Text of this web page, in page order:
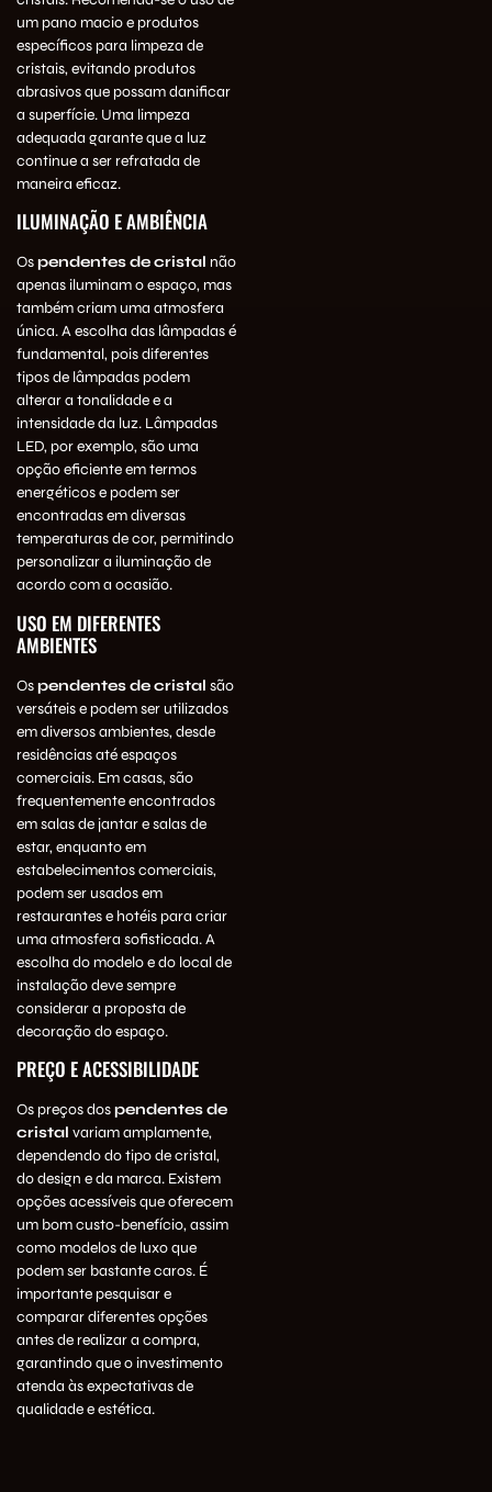
um pano macio e produtos
específicos para limpeza de
cristais, evitando produtos
abrasivos que possam danificar
a superfície. Uma limpeza
adequada garante que a luz
continue a ser refratada de
maneira eficaz.
ILUMINAÇÃO E AMBIÊNCIA
Ospendentes de cristal não
apenas iluminam o espaço, mas
também criam uma atmosfera
única. A escolha das lâmpadas é
fundamental, pois diferentes
tipos de lâmpadas podem
alterar a tonalidade e a
intensidade da luz. Lâmpadas
LED, por exemplo, são uma
opção eficiente em termos
energéticos e podem ser
encontradas em diversas
temperaturas de cor, permitindo
personalizar a iluminação de
acordo com a ocasião.
USO EM DIFERENTES
AMBIENTES
Ospendentes de cristal são
versáteis e podem ser utilizados
em diversos ambientes, desde
residências até espaços
comerciais. Em casas, são
frequentemente encontrados
em salas de jantar e salas de
estar, enquanto em
estabelecimentos comerciais,
podem ser usados em
restaurantes e hotéis para criar
uma atmosfera sofisticada. A
escolha do modelo e do local de
instalação deve sempre
considerar a proposta de
decoração do espaço.
PREÇO E ACESSIBILIDADE
Os preços dospendentes de
cristal variam amplamente,
dependendo do tipo de cristal,
do design e da marca. Existem
opções acessíveis que oferecem
um bom custo-benefício, assim
como modelos de luxo que
podem ser bastante caros. É
importante pesquisar e
comparar diferentes opções
antes de realizar a compra,
garantindo que o investimento
atenda às expectativas de
qualidade e estética.